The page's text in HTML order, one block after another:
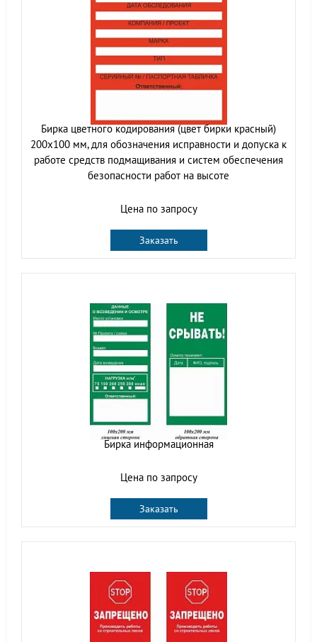
Бирка цветного кодирования (цвет бирки красный)
200х100 мм, для обозначения исправности и допуска к
работе средств подмащивания и систем обеспечения
безопасности работ на высоте
Цена по запросу
Заказать
Бирка информационная
Цена по запросу
Заказать